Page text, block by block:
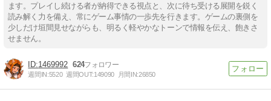
ます。プレイし続ける者が納得できる視点と、次に待ち受ける展開を鋭く
読み解く力を備え、常にゲーム事情の一歩先を行きます。ゲームの裏側を
少しだけ垣間見せながらも、明るく軽やかなトーンで情報を伝え、飽きさ
せません。
1469992 624
週間IN:5520 週間OUT:149090 月間IN:26850